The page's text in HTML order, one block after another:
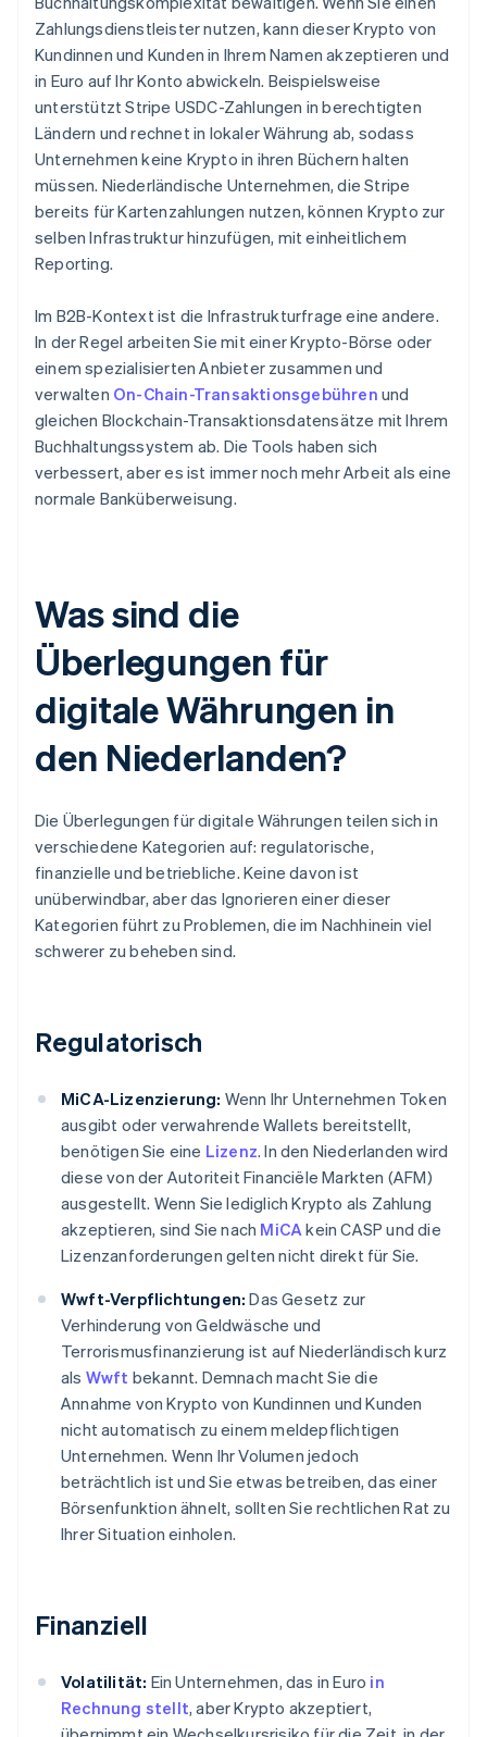
Zahlungsdienstleister nutzen, kann dieser Krypto von
Kundinnen und Kunden in Ihrem Namen akzeptieren und
in Euro auf Ihr Konto abwickeln. Beispielsweise
unterstützt Stripe USDC-Zahlungen in berechtigten
Ländern und rechnet in lokaler Währung ab, sodass
Unternehmen keine Krypto in ihren Büchern halten
müssen. Niederländische Unternehmen, die Stripe
bereits für Kartenzahlungen nutzen, können Krypto zur
selben Infrastruktur hinzufügen, mit einheitlichem
Reporting.
Im B2B-Kontext ist die Infrastrukturfrage eine andere.
In der Regel arbeiten Sie mit einer Krypto-Börse oder
einem spezialisierten Anbieter zusammen und
verwalten On-Chain-Transaktionsgebühren und
gleichen Blockchain-Transaktionsdatensätze mit Ihrem
Buchhaltungssystem ab. Die Tools haben sich
verbessert, aber es ist immer noch mehr Arbeit als eine
normale Banküberweisung.
Was sind die
Überlegungen für
digitale Währungen in
den Niederlanden?
Die Überlegungen für digitale Währungen teilen sich in
verschiedene Kategorien auf: regulatorische,
finanzielle und betriebliche. Keine davon ist
unüberwindbar, aber das Ignorieren einer dieser
Kategorien führt zu Problemen, die im Nachhinein viel
schwerer zu beheben sind.
Regulatorisch
MiCA-Lizenzierung: Wenn Ihr Unternehmen Token
ausgibt oder verwahrende Wallets bereitstellt,
benötigen Sie eine Lizenz. In den Niederlanden wird
diese von der Autoriteit Financiële Markten (AFM)
ausgestellt. Wenn Sie lediglich Krypto als Zahlung
akzeptieren, sind Sie nach MiCAkein CASP und die
Lizenzanforderungen gelten nicht direkt für Sie.
Wwft-Verpflichtungen: Das Gesetz zur
Verhinderung von Geldwäsche und
Terrorismusfinanzierung ist auf Niederländisch kurz
als Wwft bekannt. Demnach macht Sie die
Annahme von Krypto von Kundinnen und Kunden
nicht automatisch zu einem meldepflichtigen
Unternehmen. Wenn Ihr Volumen jedoch
beträchtlich ist und Sie etwas betreiben, das einer
Börsenfunktion ähnelt, sollten Sie rechtlichen Rat zu
Ihrer Situation einholen.
Finanziell
Volatilität: Ein Unternehmen, das in Euro in
Rechnung stellt, aber Krypto akzeptiert,